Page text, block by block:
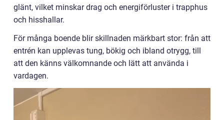
glänt, vilket minskar drag och energiförluster i trapphus
och hisshallar.
För många boende blir skillnaden märkbart stor: från att
entrén kan upplevas tung, bökig och ibland otrygg, till
att den känns välkomnande och lätt att använda i
vardagen.